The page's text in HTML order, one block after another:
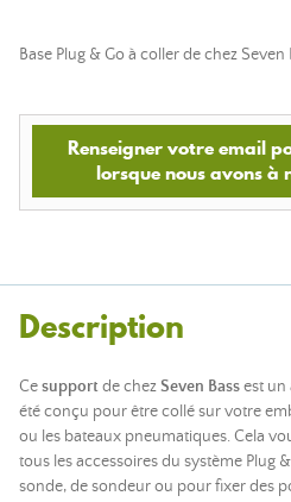
Base Plug & Go à coller de chez Seven
Renseigner votre email
lorsque nous avons à
Description
Cesupportde chezSeven Bassest un
été conçu pour être collé sur votre
ou les bateaux pneumatiques. Cela
tous les accessoires du système Plug
sonde, de sondeur ou pour fixer des